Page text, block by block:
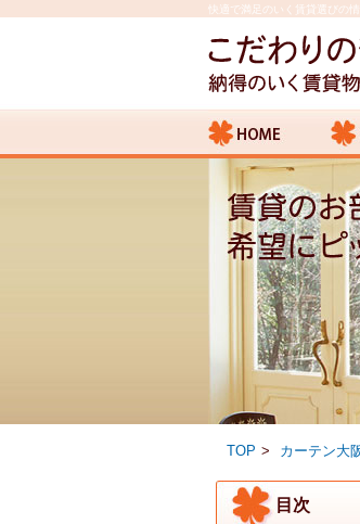
快適で満足のいく賃貸選びの
TOP カーテン大
目次